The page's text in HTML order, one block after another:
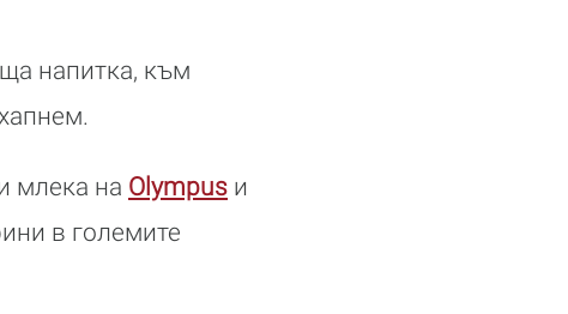
напитка, към
млека на Olympus и
в големите